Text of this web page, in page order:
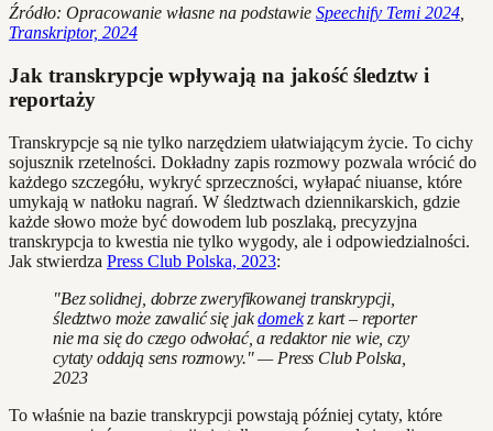
Źródło: Opracowanie własne na podstawie Speechify Temi 2024
Transkriptor, 2024
Jak transkrypcje wpływają na jakość śledztw i
reportaży
Transkrypcje są nie tylko narzędziem ułatwiającym życie. To cichy
sojusznik rzetelności. Dokładny zapis rozmowy pozwala wrócić do
każdego szczegółu, wykryć sprzeczności, wyłapać niuanse, które
umykają w natłoku nagrań. W śledztwach dziennikarskich, gdzie
każde słowo może być dowodem lub poszlaką, precyzyjna
transkrypcja to kwestia nie tylko wygody, ale i odpowiedzialności.
Jak stwierdza Press Club Polska, 2023:
"Bez solidnej, dobrze zweryfikowanej transkrypcji,
śledztwo może zawalić się jakdomekz kart – reporter
nie ma się do czego odwołać, a redaktor nie wie, czy
cytaty oddają sens rozmowy." — Press Club Polska,
2023
To właśnie na bazie transkrypcji powstają później cytaty, które